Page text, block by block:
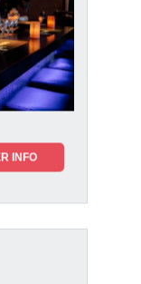
INFO